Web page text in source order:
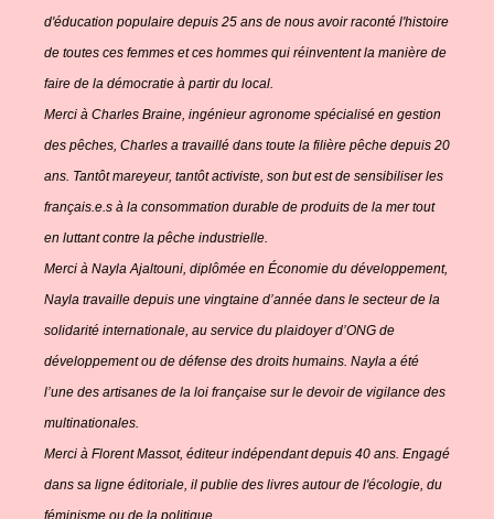
d'éducation populaire depuis 25 ans de nous avoir raconté l'histoire
de toutes ces femmes et ces hommes qui réinventent la manière de
faire de la démocratie à partir du local.
Merci à Charles Braine, ingénieur agronome spécialisé en gestion
des pêches, Charles a travaillé dans toute la filière pêche depuis 20
ans. Tantôt mareyeur, tantôt activiste, son but est de sensibiliser les
français.e.s à la consommation durable de produits de la mer tout
en luttant contre la pêche industrielle.
Merci à Nayla Ajaltouni, diplômée en Économie du développement,
Nayla travaille depuis une vingtaine d’année dans le secteur de la
solidarité internationale, au service du plaidoyer d’ONG de
développement ou de défense des droits humains. Nayla a été
l’une des artisanes de la loi française sur le devoir de vigilance des
multinationales.
Merci à Florent Massot, éditeur indépendant depuis 40 ans. Engagé
dans sa ligne éditoriale, il publie des livres autour de l'écologie, du
féminisme ou de la politique.